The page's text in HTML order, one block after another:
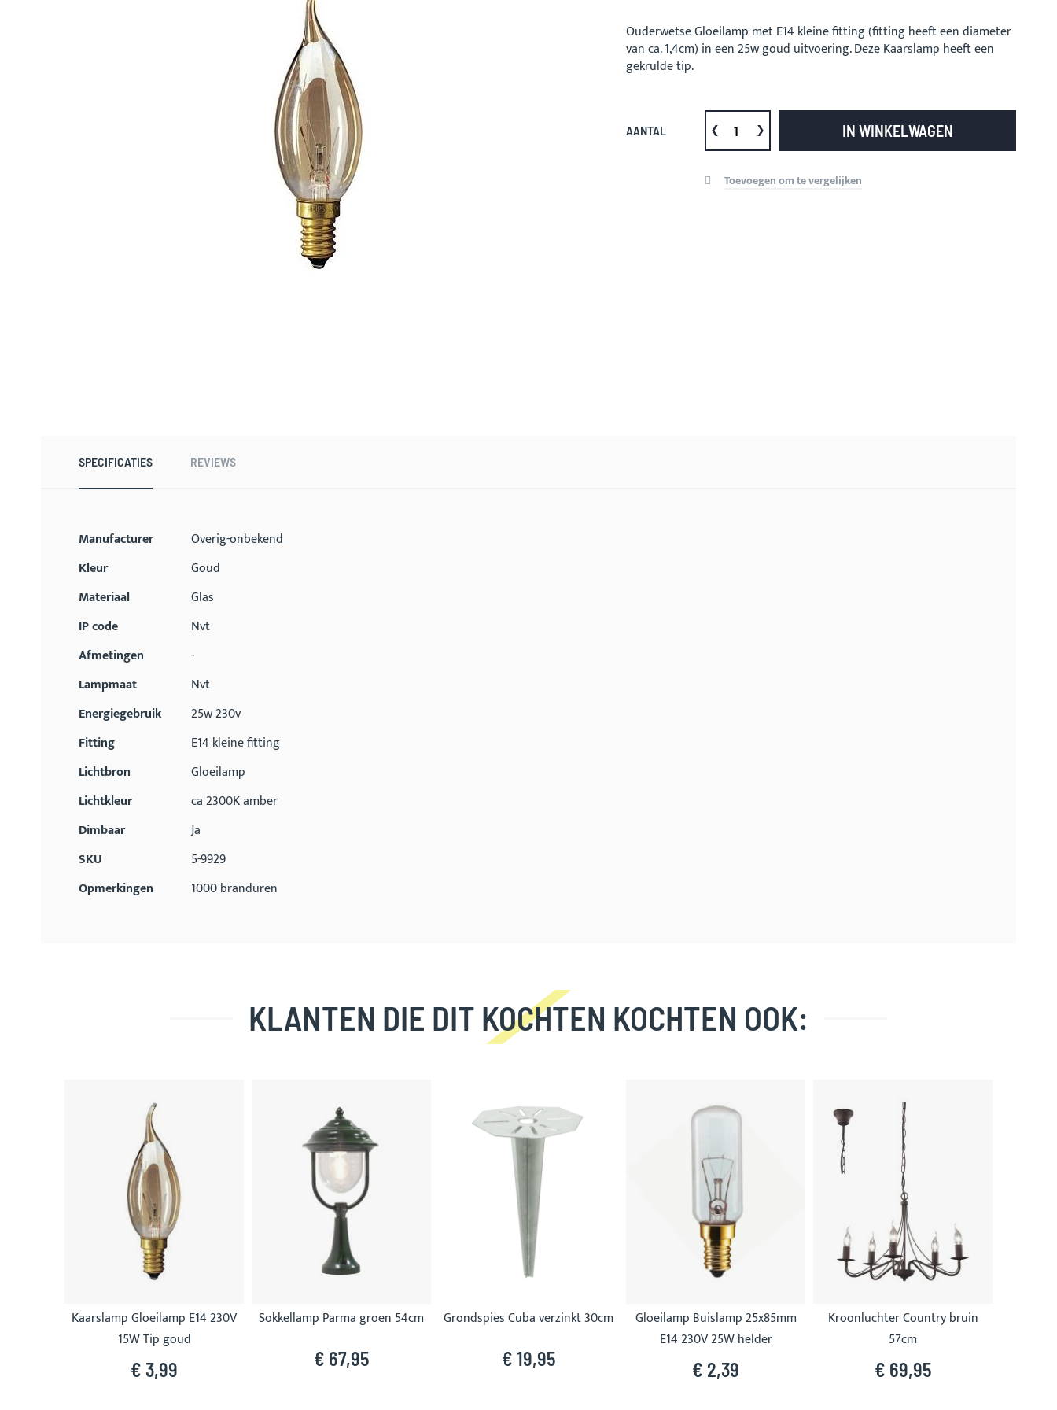
Ouderwetse Gloeilamp met E14 kleine fitting (fitting heeft een diameter
van ca. 1,4cm) in een 25w goud uitvoering. Deze Kaarslamp heeft een
gekrulde tip.
AANTAL IN WINKELWAGEN
Toevoegen om te vergelijken
SPECIFICATIES REVIEWS
Meer
Manufacturer
Overig-onbekend
Kleur
Goud
Materiaal
Glas
IP code
Nvt
Afmetingen
-
Lampmaat
Nvt
Energiegebruik
25w 230v
Fitting
E14 kleine fitting
Lichtbron
Gloeilamp
Lichtkleur
ca 2300K amber
Dimbaar
Ja
SKU
5-9929
Opmerkingen
1000 branduren
KLANTEN DIE DIT KOCHTEN KOCHTEN OOK:
Kaarslamp Gloeilamp E14 230V
15W Tip goud
€ 3,99
Sokkellamp Parma groen 54cm
€ 67,95
Grondspies Cuba verzinkt 30cm
€ 19,95
Gloeilamp Buislamp 25x85mm
E14 230V 25W helder
€ 2,39
Kroonluchter Country bruin
57cm
€ 69,95